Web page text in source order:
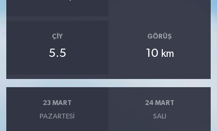
ÇIY
5.5
GÖRÜŞ
10 km
23 MART
PAZARTESI
24 MART
SALI